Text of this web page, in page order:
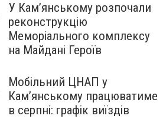
У Кам’янському розпочали
реконструкцію
Меморіального комплексу
на Майдані Героїв
Мобільний ЦНАП у
Кам’янському працюватиме
в серпні: графік виїздів